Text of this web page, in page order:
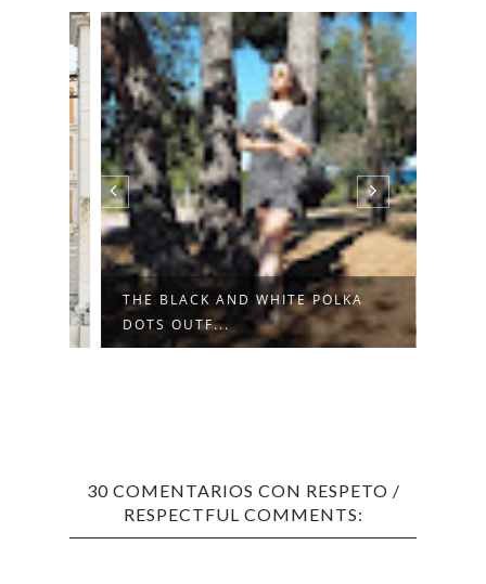
THE BLACK AND WHITE POLKA
DOTS OUTF...
30 COMENTARIOS CON RESPETO /
RESPECTFUL COMMENTS: